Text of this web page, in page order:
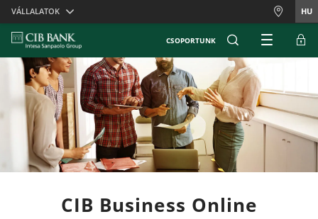
Skiplinks
VÁLLALATOK HU
CSOPORTUNK
CIB Business Online